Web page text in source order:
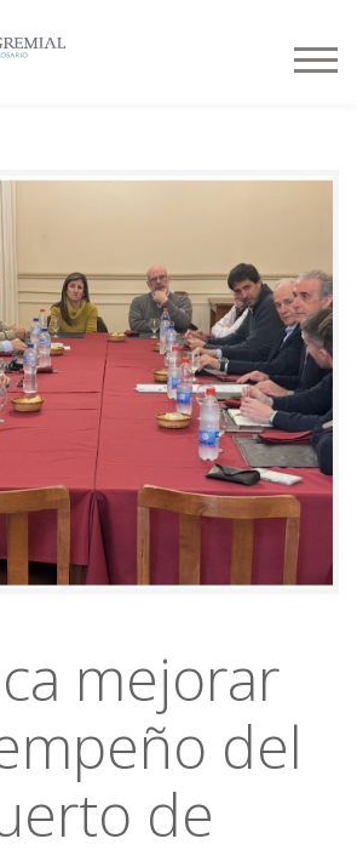
mejorar
del
de